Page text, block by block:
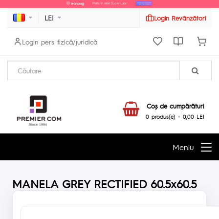
LEI Login Revânzători
Login pers fizică/juridică
Coş de cumpărături
0 produs(e) - 0,00 LEI
Meniu
MANELA GREY RECTIFIED 60.5x60.5